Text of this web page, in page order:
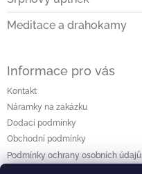
Meditace a drahokamy
Informace pro vás
Kontakt
Náramky na zakázku
Dodací podmínky
Obchodní podmínky
Podmínky ochrany osobních údajů